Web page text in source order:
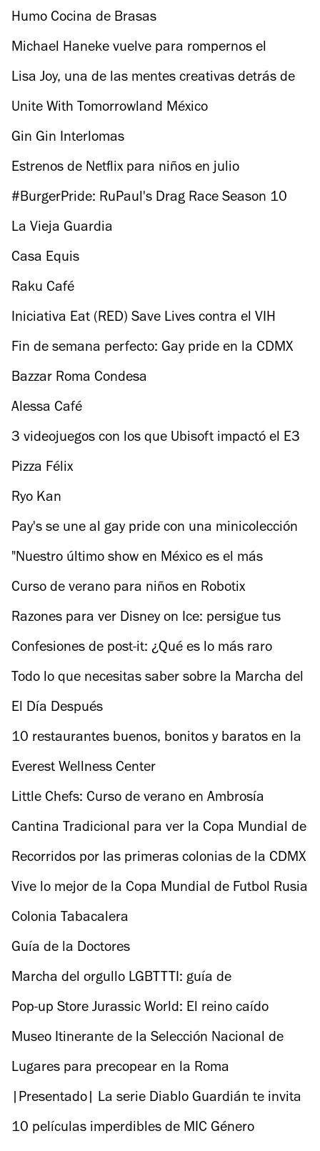
Humo Cocina de Brasas
Michael Haneke vuelve para rompernos el
corazón con su nueva película, Un final feliz
Lisa Joy, una de las mentes creativas detrás de
Westworld
Unite With Tomorrowland México
Gin Gin Interlomas
Estrenos de Netflix para niños en julio
#BurgerPride: RuPaul's Drag Race Season 10
Finale
La Vieja Guardia
Casa Equis
Raku Café
Iniciativa Eat (RED) Save Lives contra el VIH
Fin de semana perfecto: Gay pride en la CDMX
Bazzar Roma Condesa
Alessa Café
3 videojuegos con los que Ubisoft impactó el E3
Pizza Félix
Ryo Kan
Pay's se une al gay pride con una minicolección
inspirada en el movimiento LGBT
"Nuestro último show en México es el más
importante de nuestra carrera", Joseph Mount
de Metronomy
Curso de verano para niños en Robotix
Razones para ver Disney on Ice: persigue tus
sueños
Confesiones de post-it: ¿Qué es lo más raro
(chistoso) que te ha pasado en la marcha gay?
Todo lo que necesitas saber sobre la Marcha del
Orgullo LGBTTTI en la CDMX
El Día Después
10 restaurantes buenos, bonitos y baratos en la
Roma
Everest Wellness Center
Little Chefs: Curso de verano en Ambrosía
Cantina Tradicional para ver la Copa Mundial de
Futbol Rusia 2018
Recorridos por las primeras colonias de la CDMX
Vive lo mejor de la Copa Mundial de Futbol Rusia
2018 en la CDMX
Colonia Tabacalera
Guía de la Doctores
Marcha del orgullo LGBTTTI: guía de
supervivencia
Pop-up Store Jurassic World: El reino caído
Museo Itinerante de la Selección Nacional de
México
Lugares para precopear en la Roma
|Presentado| La serie Diablo Guardián te invita
a probar las delicias de Nueva York en la CDMX
10 películas imperdibles de MIC Género